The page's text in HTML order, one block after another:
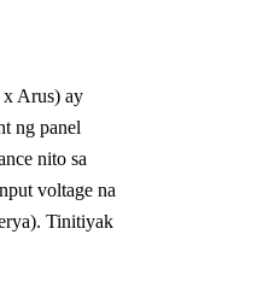
x Arus) ay
ng panel
nito sa
voltage na
Tinitiyak